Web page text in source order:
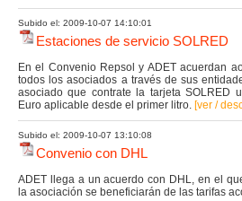
Subido el: 2009-10-07 14:10:01
Estaciones de servicio SOLRED
En el Convenio Repsol y ADET acuerdan
todos los asociados a través de sus
asociado que contrate la tarjeta SOLRED
Euro aplicable desde el primer litro. [ver /
Subido el: 2009-10-07 13:10:08
Convenio con DHL
ADET llega a un acuerdo con DHL, en el
la asociación se beneficiarán de las tarifas